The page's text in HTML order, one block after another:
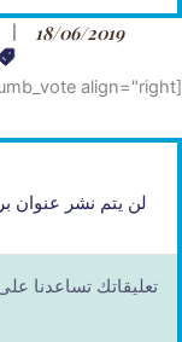
18/06/2019
[thumb_vote align="right"]
لن يتم نشر عنوان